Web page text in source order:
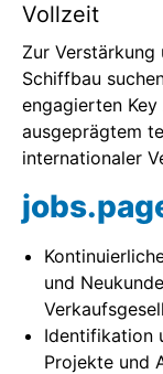
Home
Home
Home
Home
Home
Home
Home
Vollzeit
Zur Verstärkung
Schiffbau
engagierten
ausgeprägtem
internationaler
und
Identifikation
Projekte und